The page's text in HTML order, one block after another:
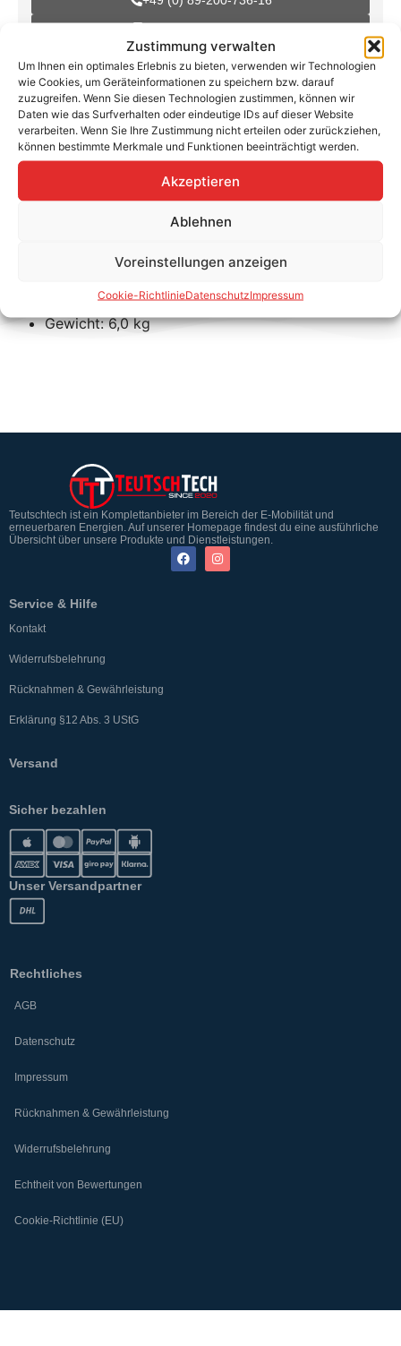
Zustimmung verwalten
Um Ihnen ein optimales Erlebnis zu bieten, verwenden wir Technologien
wie Cookies, um Geräteinformationen zu speichern bzw. darauf
zuzugreifen. Wenn Sie diesen Technologien zustimmen, können wir
Daten wie das Surfverhalten oder eindeutige IDs auf dieser Website
verarbeiten. Wenn Sie Ihre Zustimmung nicht erteilen oder zurückziehen,
können bestimmte Merkmale und Funktionen beeinträchtigt werden.
Akzeptieren
Ablehnen
Voreinstellungen anzeigen
Cookie-RichtlinieDatenschutzImpressum
info@teutschtech.com
WhatsApp
Wenn der Fronius Tauro nicht an eine Wand montiert
werden kann, sind die Floor racks einzusetzen. Somit
Produkteigenschaften:
Material: Metall
Gewicht: 6,0 kg
Teutschtech ist ein Komplettanbieter im Bereich der E-Mobilität und
erneuerbaren Energien. Auf unserer Homepage findest du eine ausführliche
Übersicht über unsere Produkte und Dienstleistungen.
Service & Hilfe
Kontakt
Widerrufsbelehrung
Rücknahmen & Gewährleistung
Erklärung §12 Abs. 3 UStG
Versand
Sicher bezahlen
Unser Versandpartner
Rechtliches
AGB
Datenschutz
Impressum
Rücknahmen & Gewährleistung
Widerrufsbelehrung
Echtheit von Bewertungen
Cookie-Richtlinie (EU)